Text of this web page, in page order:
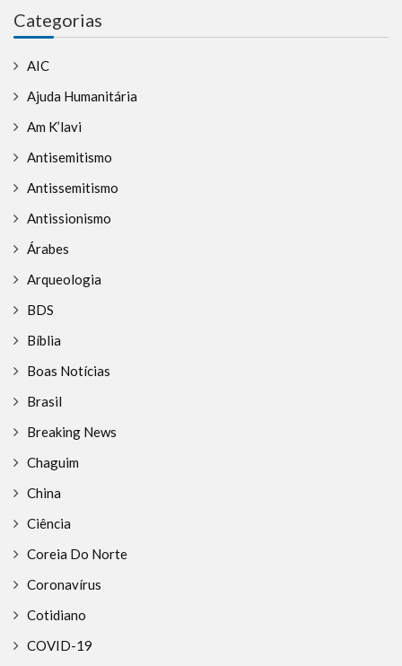
Categorias
AIC
Ajuda Humanitária
Am K’lavi
Antisemitismo
Antissemitismo
Antissionismo
Árabes
Arqueologia
BDS
Bíblia
Boas Notícias
Brasil
Breaking News
Chaguim
China
Ciência
Coreia Do Norte
Coronavírus
Cotidiano
COVID-19